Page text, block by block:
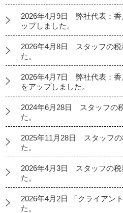
2026年4月9日 弊社代表：香
ップしました。
2026年4月8日 スタッフの税
た。
2026年4月7日 弊社代表：香
をアップしました。
2024年6月28日 スタッフの
た。
2025年11月28日 スタッフ
た。
2026年4月3日 スタッフの税
た。
2026年4月2日 「クライアン
た。